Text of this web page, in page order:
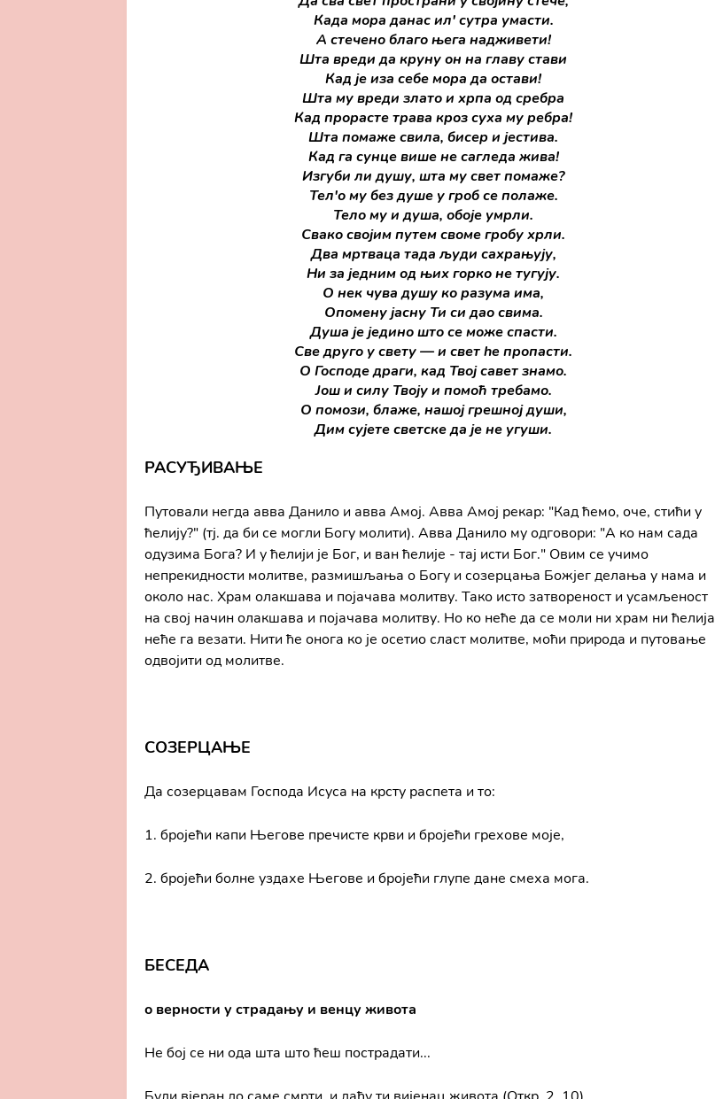
Када мора данас ил' сутра умасти.
A стечено благо њега надживети!
Шта вреди да круну он на главу стави
Кад је иза себе мора да остави!
Шта му вреди злато и хрпа од сребра
Кад прорасте трава кроз суха му ребра!
Шта помаже свила, бисер и јестива.
Кад га сунце више не сагледа жива!
Изгуби ли душу, шта му свет помаже?
Тел'о му без душе у гроб се полаже.
Тело му и душа, обоје умрли.
Свако својим путем своме гробу хрли.
Два мртваца тада људи сахрањују,
Ни за једним од њих горко не тугују.
O нек чува душу ко разума има,
Опомену јасну Ти си дао свима.
Душа је једино што се може спасти.
Све друго у свету — и свет he пропасти.
O Господе драги, кад Твој савет знамо.
Још и силу Твоју и помоћ требамо.
O помози, блаже, нашој грешној души,
Дим сујете светске да је не угуши.
РАСУЂИВАЊЕ
Путовали негда авва Данило и авва Амој. Авва Амој рекар: "Кад ћемо, оче, стићи у
ћелију?" (тј. да би се могли Богу молити). Авва Данило му одговори: "А ко нам сада
одузима Бога? И у ћелији је Бог, и ван ћелије - тај исти Бог." Овим се учимо
непрекидности молитве, размишљања о Богу и созерцања Божјег делања у нама и
около нас. Храм олакшава и појачава молитву. Тако исто затвореност и усамљеност
на свој начин олакшава и појачава молитву. Но ко неће да се моли ни храм ни ћелија
неће га везати. Нити ће онога ко је осетио сласт молитве, моћи природа и путовање
одвојити од молитве.
СОЗЕРЦАЊЕ
Да созерцавам Господа Исуса на крсту распета и то:
1. бројећи капи Његове пречисте крви и бројећи грехове моје,
2. бројећи болне уздахе Његове и бројећи глупе дане смеха мога.
БЕСЕДА
о верности у страдању и венцу живота
Не бој се ни ода шта што ћеш пострадати...